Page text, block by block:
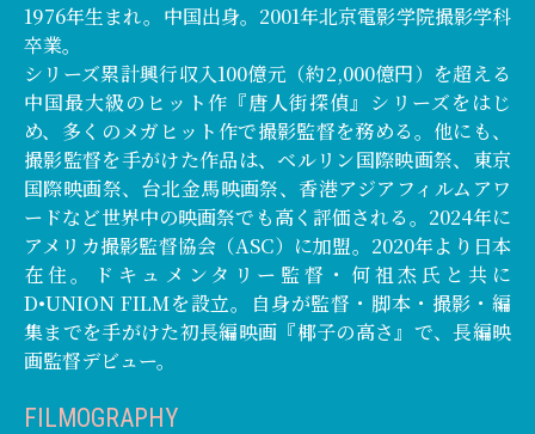
1976年生まれ。中国出身。2001年北京電影学院撮影学科
卒業。
シリーズ累計興行収入100億元（約2,000億円）を超える
中国最大級のヒット作『唐人街探偵』シリーズをはじ
め、多くのメガヒット作で撮影監督を務める。他にも、
撮影監督を手がけた作品は、ベルリン国際映画祭、東京
国際映画祭、台北金馬映画祭、香港アジアフィルムアワ
ードなど世界中の映画祭でも高く評価される。2024年に
アメリカ撮影監督協会（ASC）に加盟。2020年より日本
在住。ドキュメンタリー監督・何祖杰氏と共に
D•UNION FILMを設立。自身が監督・脚本・撮影・編
集までを手がけた初長編映画『椰子の高さ』で、長編映
画監督デビュー。
FILMOGRAPHY